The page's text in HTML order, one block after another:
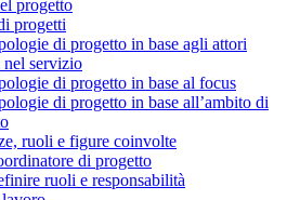
progetto
progetti
di progetto in base agli attori
servizio
di progetto in base al focus
di progetto in base all’ambito di
ruoli e figure coinvolte
di progetto
ruoli e responsabilità